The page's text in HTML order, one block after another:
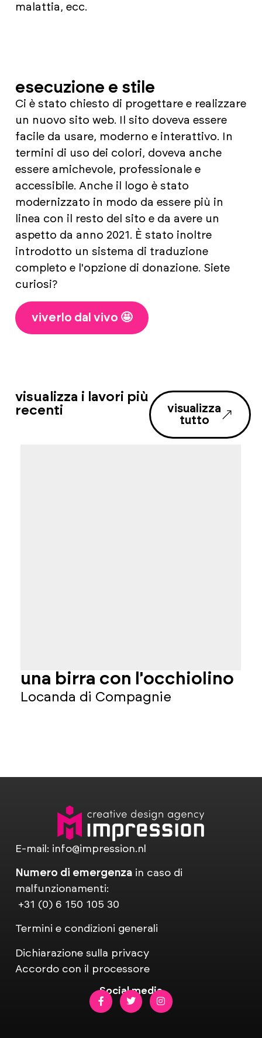
malattia, ecc.
esecuzione e stile
Ci è stato chiesto di progettare e realizzare
un nuovo sito web. Il sito doveva essere
facile da usare, moderno e interattivo. In
termini di uso dei colori, doveva anche
essere amichevole, professionale e
accessibile. Anche il logo è stato
modernizzato in modo da essere più in
linea con il resto del sito e da avere un
aspetto da anno 2021. È stato inoltre
introdotto un sistema di traduzione
completo e l'opzione di donazione. Siete
curiosi?
viverlo dal vivo 🤩
visualizza i lavori più
recenti
visualizza
tutto
una birra con l'occhiolino
Locanda di Compagnie
E-mail: info@impression.nl
Numero di emergenzain caso di
malfunzionamenti:
+31 (0) 6 150 105 30
Termini e condizioni generali
Dichiarazione sulla privacy
Accordo con il processore
Social media